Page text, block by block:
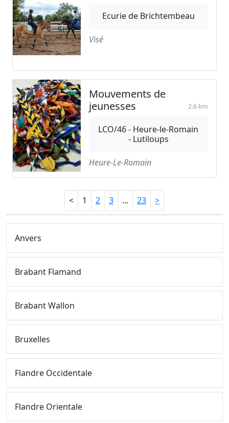
Ecurie de Brichtembeau
Visé
Mouvements de
jeunesses
2.6 km
LCO/46 - Heure-le-Romain
- Lutiloups
Heure-Le-Romain
< 1 2 3 ... 23 >
Anvers
Brabant Flamand
Brabant Wallon
Bruxelles
Flandre Occidentale
Flandre Orientale